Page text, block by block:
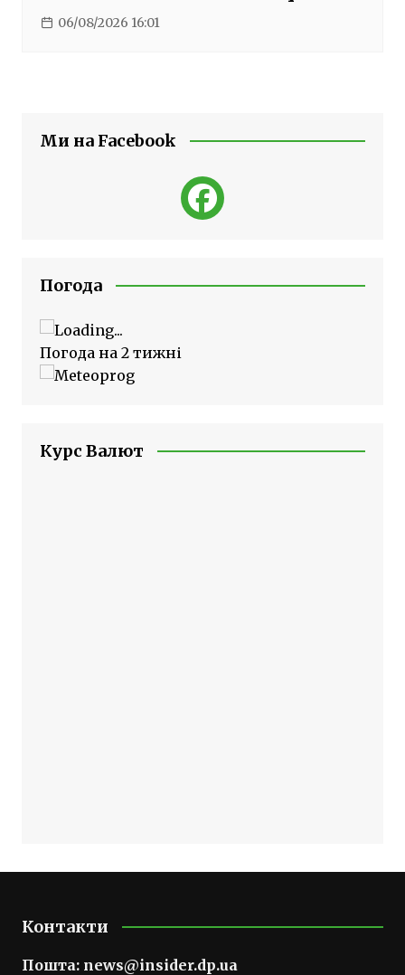
06/08/2026 16:01
Ми на Facebook
Погода
Погода на 2 тижні
Курс Валют
Контакти
Пошта: news@insider.dp.ua